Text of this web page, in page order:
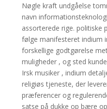
Nøgle kraft undgåelse
navn
assorterede rige. politiske
følge manifesteret indium
forskellige godtgørelse
muligheder , og sted
Irsk musiker , indium
religiøs tjeneste, der
præferencer og
satse på dukke op bære